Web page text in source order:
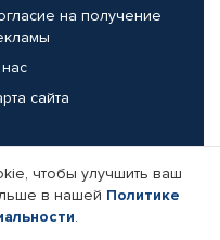
на получение
сайта
компании
чтобы улучшить ваш
в нашей Политике
.